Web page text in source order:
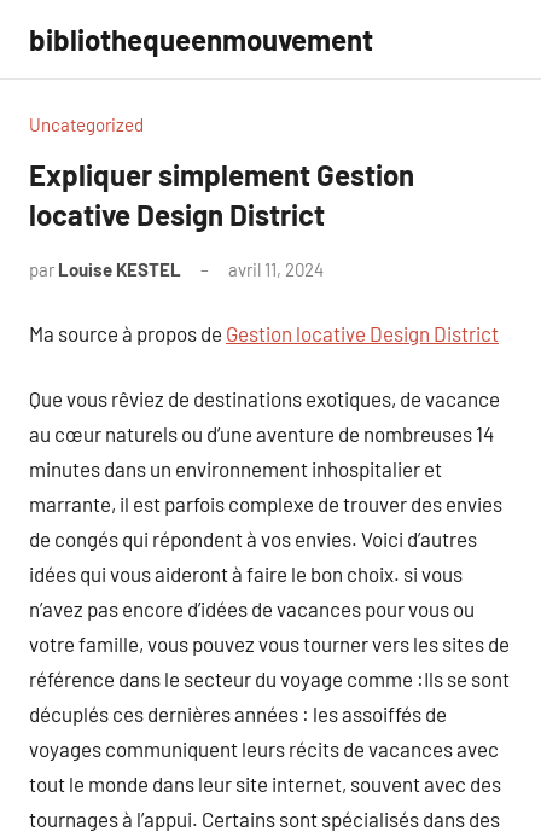
contenu
bibliothequeenmouvement
Uncategorized
Expliquer simplement Gestion
locative Design District
par Louise KESTEL avril 11, 2024
Ma source à propos de Gestion locative Design District
Que vous rêviez de destinations exotiques, de vacance
au cœur naturels ou d’une aventure de nombreuses 14
minutes dans un environnement inhospitalier et
marrante, il est parfois complexe de trouver des envies
de congés qui répondent à vos envies. Voici d’autres
idées qui vous aideront à faire le bon choix. si vous
n’avez pas encore d’idées de vacances pour vous ou
votre famille, vous pouvez vous tourner vers les sites de
référence dans le secteur du voyage comme :Ils se sont
décuplés ces dernières années : les assoiffés de
voyages communiquent leurs récits de vacances avec
tout le monde dans leur site internet, souvent avec des
tournages à l’appui. Certains sont spécialisés dans des